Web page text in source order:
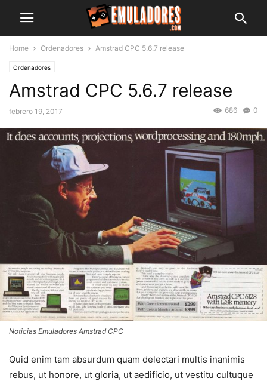
Home Ordenadores Amstrad CPC 5.6.7 release
Ordenadores
Amstrad CPC 5.6.7 release
febrero 19, 2017 0
686
Noticias Emuladores Amstrad CPC
Quid enim tam absurdum quam delectari multis inanimis
rebus, ut honore, ut gloria, ut aedificio, ut vestitu cultuque